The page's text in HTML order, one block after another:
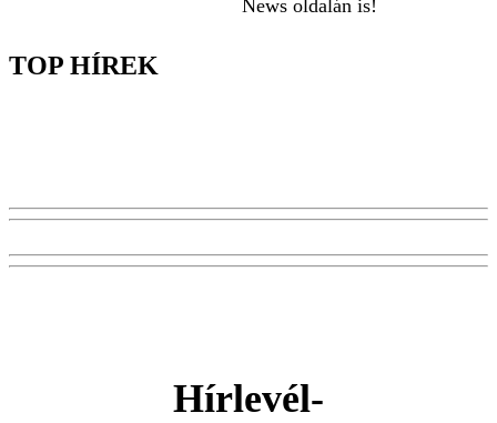
News oldalán is!
TOP HÍREK
Hírlevél-